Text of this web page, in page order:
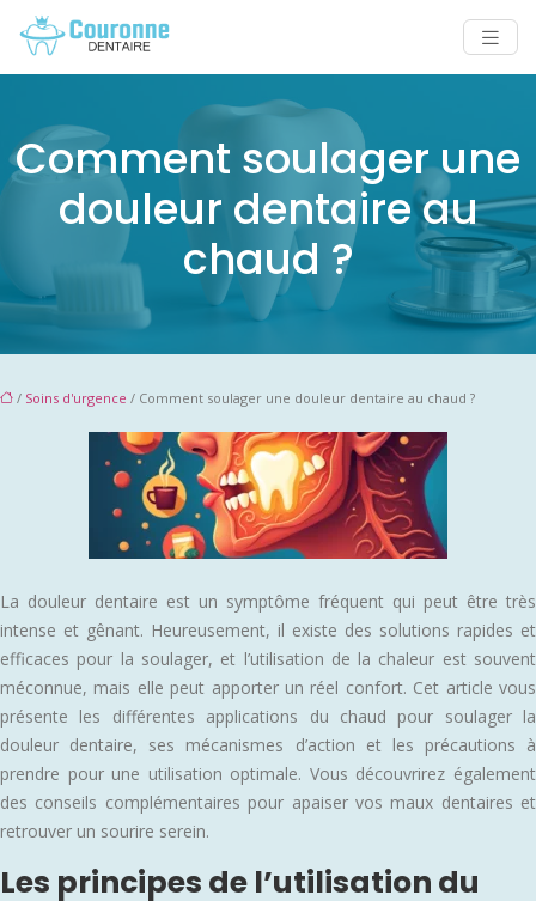
Comment soulager une
douleur dentaire au
chaud ?
/ Soins d'urgence / Comment soulager une douleur dentaire au chaud ?
La douleur dentaire est un symptôme fréquent qui peut être très
intense et gênant. Heureusement, il existe des solutions rapides et
efficaces pour la soulager, et l’utilisation de la chaleur est souvent
méconnue, mais elle peut apporter un réel confort. Cet article vous
présente les différentes applications du chaud pour soulager la
douleur dentaire, ses mécanismes d’action et les précautions à
prendre pour une utilisation optimale. Vous découvrirez également
des conseils complémentaires pour apaiser vos maux dentaires et
retrouver un sourire serein.
Les principes de l’utilisation du